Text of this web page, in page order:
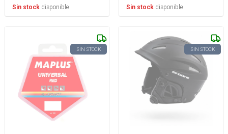
Sin stock disponible Sin stock disponible
SIN STOCK SIN STOCK